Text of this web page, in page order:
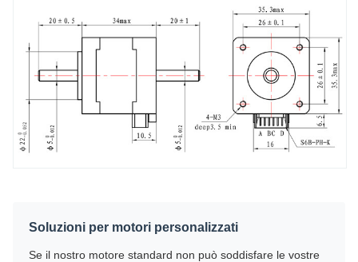
Soluzioni per motori personalizzati
Se il nostro motore standard non può soddisfare le vostre